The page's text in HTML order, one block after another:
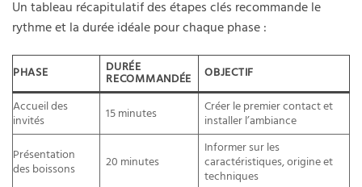
Un tableau récapitulatif des étapes clés recommande le
rythme et la durée idéale pour chaque phase :
PHASE DURÉE
RECOMMANDÉE OBJECTIF
Accueil des
invités
15 minutes
Créer le premier contact et
installer l’ambiance
Présentation
des boissons
20 minutes
Informer sur les
caractéristiques, origine et
techniques